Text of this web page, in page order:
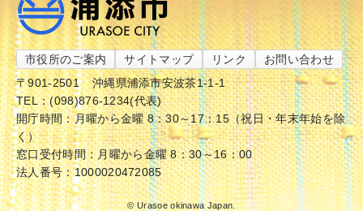
市役所のご案内 サイトマップ リンク
お問い合わせ
〒901-2501
沖縄県浦添市安波茶1-1-1
TEL：(098)876-1234(代表)
開庁時間：月曜から金曜 8：30～17：15（祝日・年末年始を除
く）
窓口受付時間：月曜から金曜 8：30～16：00
法人番号：1000020472085
© Urasoe okinawa Japan.